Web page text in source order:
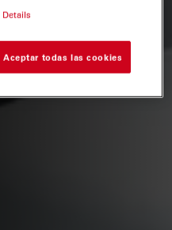
Aceptar todas las cookies